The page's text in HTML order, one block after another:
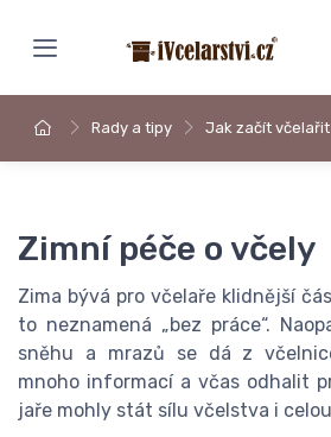
Rady a tipy Jak začít včelařit
Zimní péče o včely
Zima bývá pro včelaře klidnější
to neznamená „bez práce“.
sněhu a mrazů se dá z
mnoho informací a včas odhalit
jaře mohly stát sílu včelstva i